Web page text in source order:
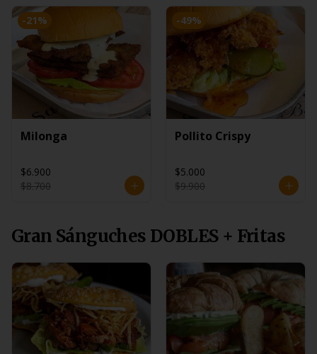
-21%
Milonga
$6.900
$8.700
-49%
Pollito Crispy
$5.000
$9.900
Gran Sánguches DOBLES + Fritas